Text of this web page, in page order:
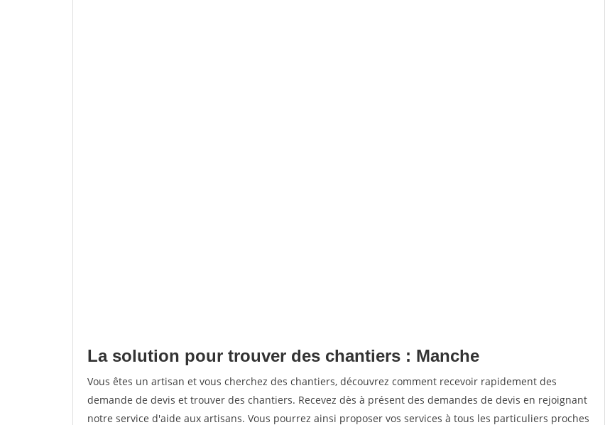
La solution pour trouver des chantiers : Manche
Vous êtes un artisan et vous cherchez des chantiers, découvrez comment recevoir rapidement des
demande de devis et trouver des chantiers. Recevez dès à présent des demandes de devis en rejoignant
notre service d'aide aux artisans. Vous pourrez ainsi proposer vos services à tous les particuliers proches